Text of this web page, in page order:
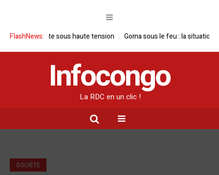
FlashNews:
visite sous haute tension Goma sous le feu : la situation humanitaire
Infocongo
La RDC en un clic !
SOCIÉTÉ